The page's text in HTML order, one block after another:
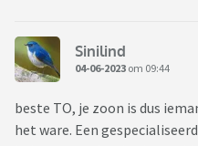
Sinilind
04-06-2023 om 09:44
beste TO, je zoon is dus
het ware. Een